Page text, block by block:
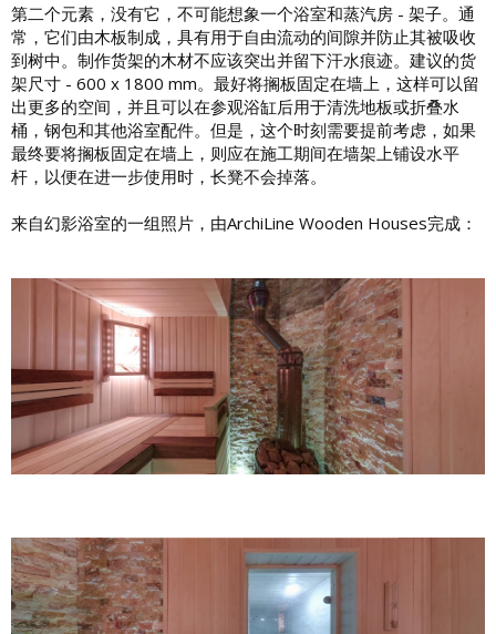
第二个元素，没有它，不可能想象一个浴室和蒸汽房 - 架子。通
常，它们由木板制成，具有用于自由流动的间隙并防止其被吸收
到树中。制作货架的木材不应该突出并留下汗水痕迹。建议的货
架尺寸 - 600 x 1800 mm。最好将搁板固定在墙上，这样可以留
出更多的空间，并且可以在参观浴缸后用于清洗地板或折叠水
桶，钢包和其他浴室配件。但是，这个时刻需要提前考虑，如果
最终要将搁板固定在墙上，则应在施工期间在墙架上铺设水平
杆，以便在进一步使用时，长凳不会掉落。
来自幻影浴室的一组照片，由ArchiLine Wooden Houses完成：